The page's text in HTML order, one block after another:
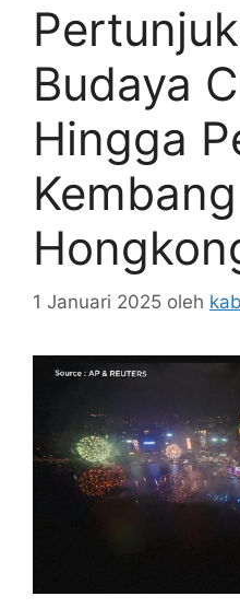
Budaya
Hingga
1 Januari 2025 oleh